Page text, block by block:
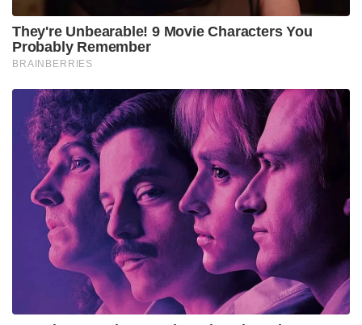
മന്ത്രിമാർക്കും സത്യവാചകം ചൊല്ലിക്കൊടുത്തു.
മുതിർന്ന നേതാവ് കെ.എ. സെങ്കോട്ടയ്യൻ,
യുവമുഖങ്ങളായ ഡോ. ടി.കെ. പ്രഭു, എസ്. കീർത്തന
അർജുന, എൻ. ആനന്ദ്, ആർ. നിർമൽ കുമാർ,
കെ.ജി. അരുൺരാജ് എന്നിവരും മന്ത്രിമാരായി
സത്യപ്രതിജ്ഞ ചെയ്തു.
വിജയിന്റെ വിജയത്തിന് പിന്തുണ പ്രഖ്യാപിച്ച
കോൺഗ്രസ്, വി.സി.കെ , ഐ.യു.എം.എൽ , ഇടത്
പാർട്ടികൾ എന്നിവർക്ക് അദ്ദേഹം നന്ദി അറിയിച്ചു.
സഭയിൽ ഭൂരിപക്ഷം തെളിയിക്കാൻ കുറഞ്ഞ
സീറ്റുകളുടെ കുറവുണ്ടായിരുന്ന വിജയിയെ തടയാൻ
ഡി.എം.കെയും എ.ഐ.ഡി.എം.കെയും സഖ്യത്തിന്
ശ്രമിച്ചെങ്കിലും അത് പരാജയപ്പെടുകയായിരുന്നു.